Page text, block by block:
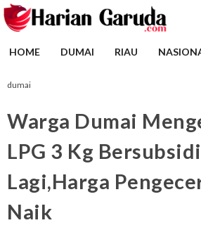
HOME DUMAI RIAU
dumai
Warga Dumai
LPG 3 Kg
Lagi,Harga
Naik